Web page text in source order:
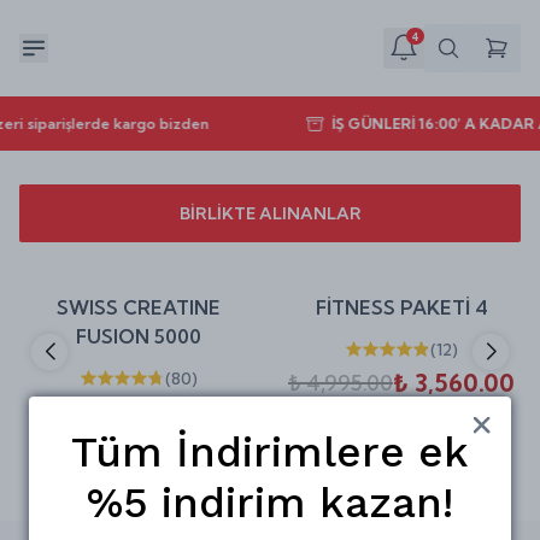
4
siparişlerde kargo bizden İŞ GÜNLERİ 16:00' A
BİRLİKTE ALINANLAR
indirim
SWISS CREATINE
FUSION 5000
(80)
indirim
FİTNESS PAKETİ 4
(12)
₺ 4,995.00₺ 3,560.00
Tüm İndirimlere ek
%5 indirim kazan!